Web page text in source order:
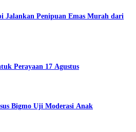
Jalankan Penipuan Emas Murah dari
Perayaan 17 Agustus
Bigmo Uji Moderasi Anak